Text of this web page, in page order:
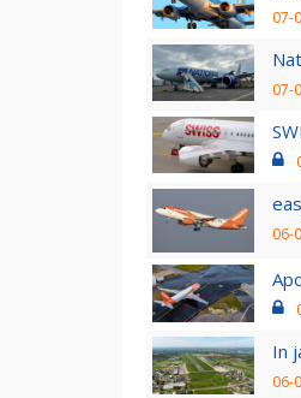
07-
07-
06-
In
06-